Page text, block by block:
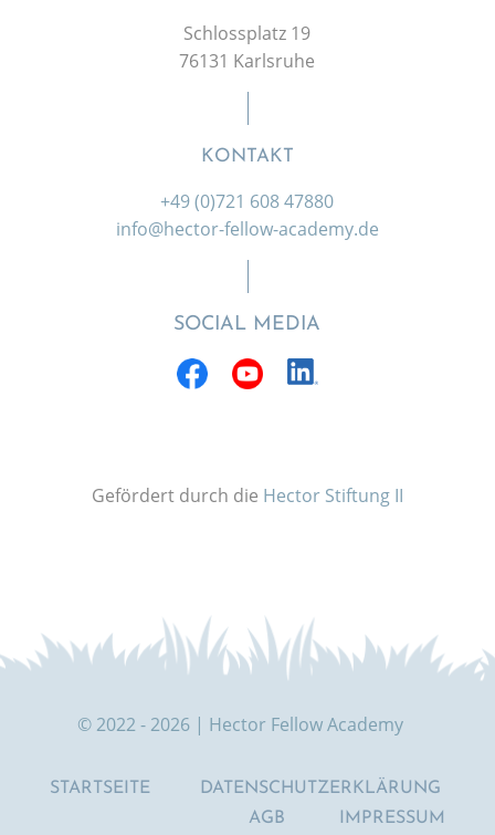
Schlossplatz 19
76131 Karlsruhe
KONTAKT
+49 (0)721 608 47880
info@hector-fellow-academy.de
SOCIAL MEDIA
Gefördert durch die Hector Stiftung II
© 2022 - 2026 | Hector Fellow Academy
STARTSEITE
DATENSCHUTZERKLÄRUNG
AGB
IMPRESSUM